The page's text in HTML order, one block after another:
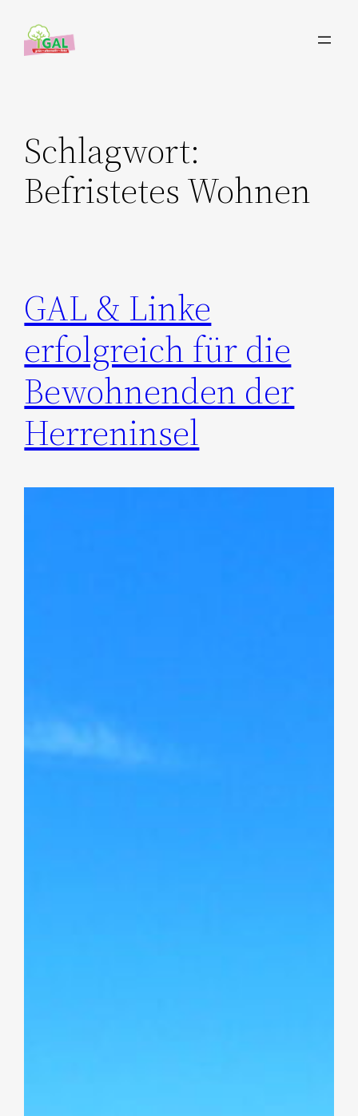
Inhalt
springen
Schlagwort:
Befristetes Wohnen
GAL & Linke
erfolgreich für die
Bewohnenden der
Herreninsel